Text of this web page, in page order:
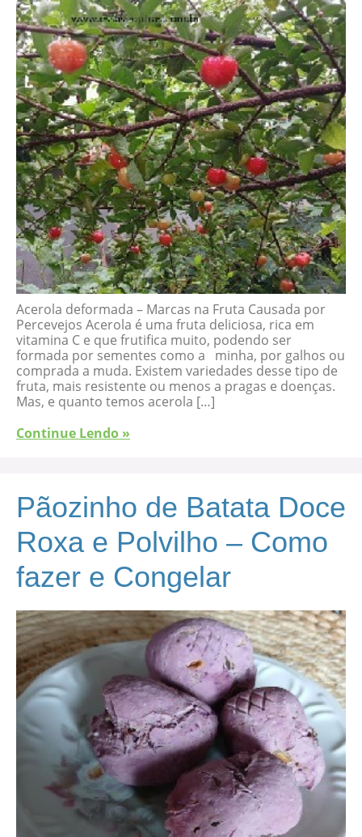
Acerola deformada – Marcas na Fruta Causada por
Percevejos Acerola é uma fruta deliciosa, rica em
vitamina C e que frutifica muito, podendo ser
formada por sementes como a minha, por galhos ou
comprada a muda. Existem variedades desse tipo de
fruta, mais resistente ou menos a pragas e doenças.
Mas, e quanto temos acerola […]
Continue Lendo »
Pãozinho de Batata Doce
Roxa e Polvilho – Como
fazer e Congelar